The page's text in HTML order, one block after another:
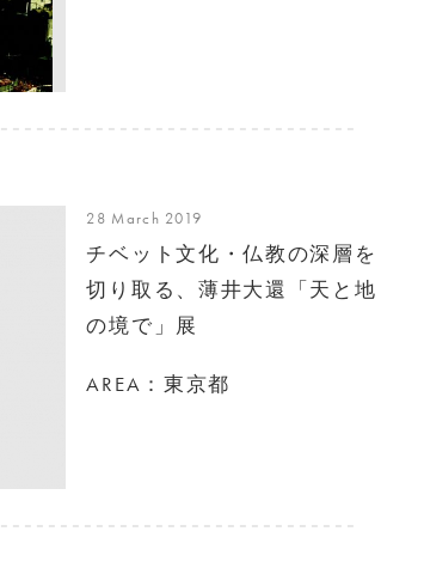
28 March 2019
チベット文化・仏教の深層を
切り取る、薄井大還「天と地
の境で」展
AREA：東京都